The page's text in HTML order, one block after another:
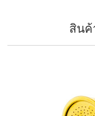
สินค้